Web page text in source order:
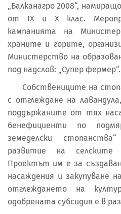
„Балканагро 2008“,
от IX и X клас.
кампанията на
храните и горите,
Министерство на
под надслов: „Супер фермер“.
Собствениците на
с отглеждане на
поддържаните от тях
бенефициенти по
земеделски
развитие на селските
Проектът им е за
насаждения и закупуване
отглеждането на
одобрената субсидия е в